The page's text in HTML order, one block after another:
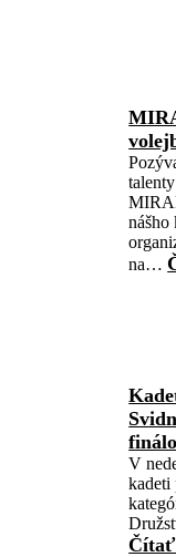
nášho
na…
V
kadeti